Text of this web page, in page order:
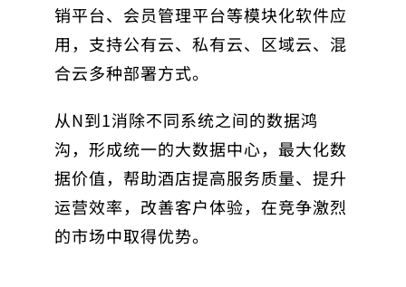
销平台、会员管理平台等模块化软件应
用，支持公有云、私有云、区域云、混
合云多种部署方式。
从N到1消除不同系统之间的数据鸿
沟，形成统一的大数据中心，最大化数
据价值，帮助酒店提高服务质量、提升
运营效率，改善客户体验，在竞争激烈
的市场中取得优势。